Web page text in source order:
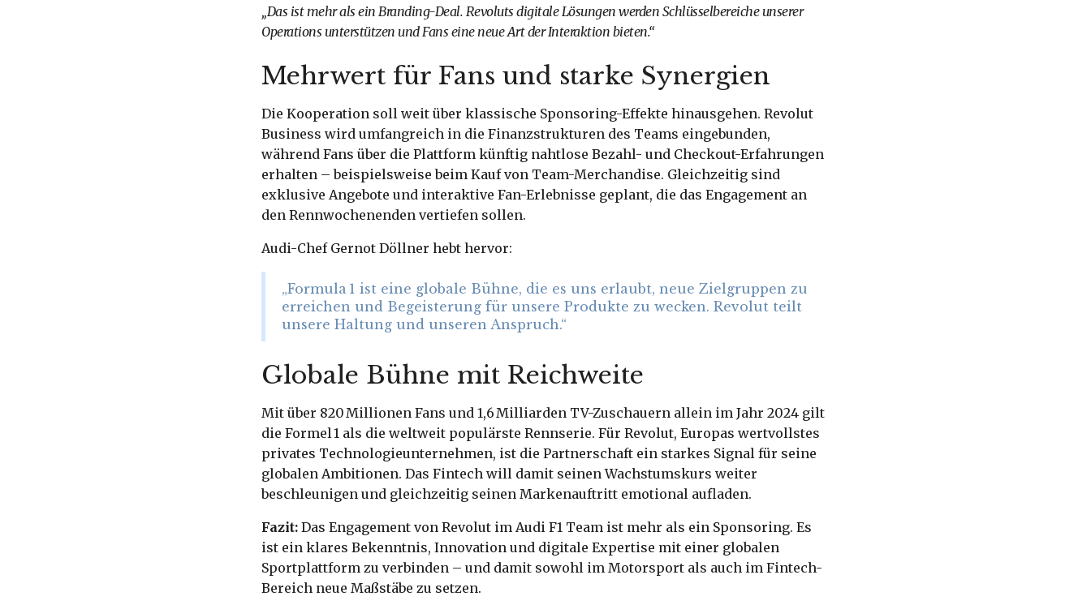
„Das ist mehr als ein Branding-Deal. Revoluts digitale Lösungen werden Schlüsselbereiche unserer
Operations unterstützen und Fans eine neue Art der Interaktion bieten.“
Mehrwert für Fans und starke Synergien
Die Kooperation soll weit über klassische Sponsoring-Effekte hinausgehen. Revolut
Business wird umfangreich in die Finanzstrukturen des Teams eingebunden,
während Fans über die Plattform künftig nahtlose Bezahl- und Checkout-Erfahrungen
erhalten – beispielsweise beim Kauf von Team-Merchandise. Gleichzeitig sind
exklusive Angebote und interaktive Fan-Erlebnisse geplant, die das Engagement an
den Rennwochenenden vertiefen sollen.
Audi-Chef Gernot Döllner hebt hervor:
„Formula 1 ist eine globale Bühne, die es uns erlaubt, neue Zielgruppen zu
erreichen und Begeisterung für unsere Produkte zu wecken. Revolut teilt
unsere Haltung und unseren Anspruch.“
Globale Bühne mit Reichweite
Mit über 820 Millionen Fans und 1,6 Milliarden TV-Zuschauern allein im Jahr 2024 gilt
die Formel 1 als die weltweit populärste Rennserie. Für Revolut, Europas wertvollstes
privates Technologieunternehmen, ist die Partnerschaft ein starkes Signal für seine
globalen Ambitionen. Das Fintech will damit seinen Wachstumskurs weiter
beschleunigen und gleichzeitig seinen Markenauftritt emotional aufladen.
Fazit: Das Engagement von Revolut im Audi F1 Team ist mehr als ein Sponsoring. Es
ist ein klares Bekenntnis, Innovation und digitale Expertise mit einer globalen
Sportplattform zu verbinden – und damit sowohl im Motorsport als auch im Fintech-
Bereich neue Maßstäbe zu setzen.